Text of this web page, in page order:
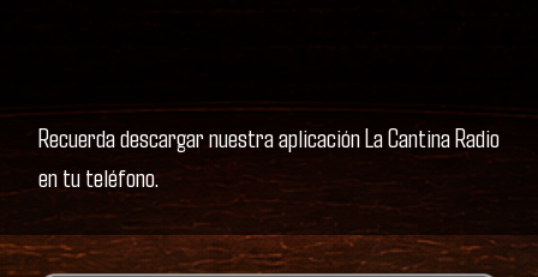
Recuerda descargar nuestra aplicación La Cantina Radio
en tu teléfono.